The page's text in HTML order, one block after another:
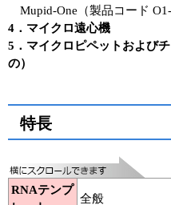
Mupid-One（製品コード O1-
4．マイクロ遠心機
5．マイクロピペットおよび
の）
特長
RNAテンプ
全般